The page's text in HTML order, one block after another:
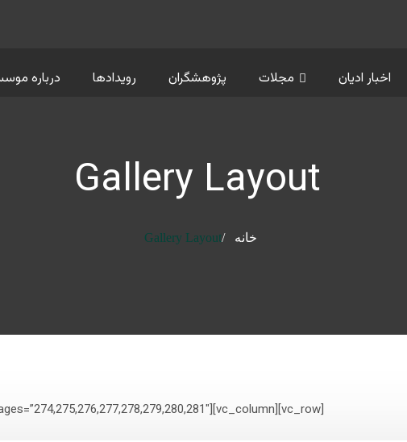
درباره رویدادها پژوهشگران مجلات اخبار ادیان
Gallery Layout
خانه Gallery Layout
[vc_row][vc_column][gallery_layouts element_styles=”4col” images=”274,275,276,277,278,279,280,281″][/vc_column][/vc_row]